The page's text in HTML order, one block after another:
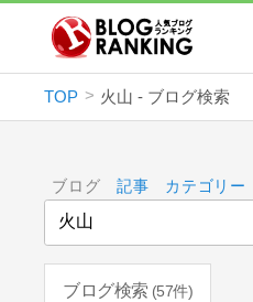
TOP 火山 - ブログ検索
ブログ 記事 カテゴリー
ブログ検索 57件